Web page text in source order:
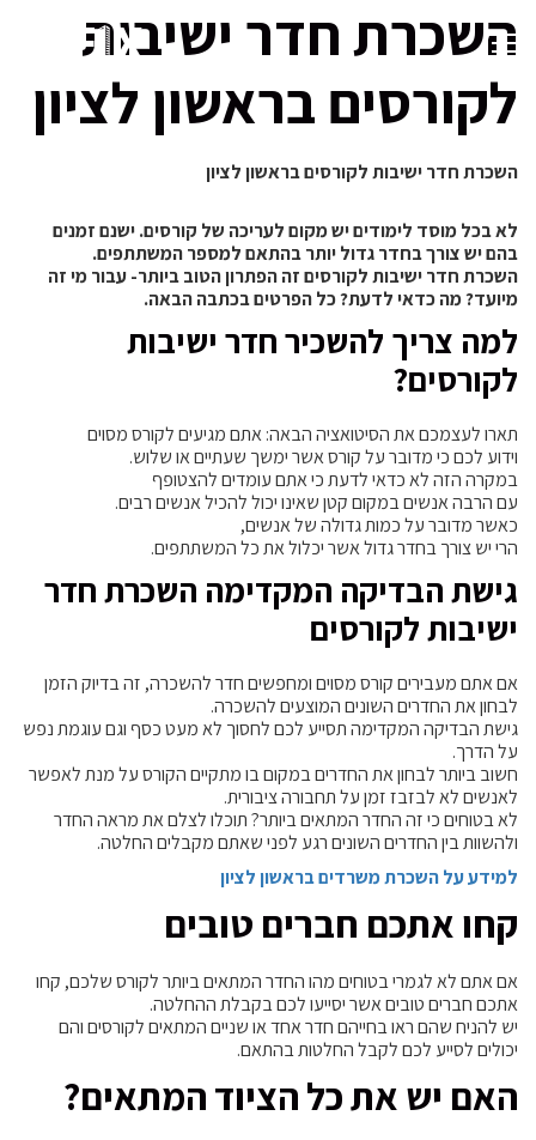
השכרת חדר ישיבות
לקורסים בראשון לציון
השכרת חדר ישיבות לקורסים בראשון לציון
לא בכל מוסד לימודים יש מקום לעריכה של קורסים. ישנם זמנים
בהם יש צורך בחדר גדול יותר בהתאם למספר המשתתפים.
השכרת חדר ישיבות לקורסים זה הפתרון הטוב ביותר- עבור מי זה
מיועד? מה כדאי לדעת? כל הפרטים בכתבה הבאה.
למה צריך להשכיר חדר ישיבות
לקורסים?
תארו לעצמכם את הסיטואציה הבאה: אתם מגיעים לקורס מסוים
וידוע לכם כי מדובר על קורס אשר ימשך שעתיים או שלוש.
במקרה הזה לא כדאי לדעת כי אתם עומדים להצטופף
עם הרבה אנשים במקום קטן שאינו יכול להכיל אנשים רבים.
כאשר מדובר על כמות גדולה של אנשים,
הרי יש צורך בחדר גדול אשר יכלול את כל המשתתפים.
גישת הבדיקה המקדימה השכרת חדר
ישיבות לקורסים
אם אתם מעבירים קורס מסוים ומחפשים חדר להשכרה, זה בדיוק הזמן
לבחון את החדרים השונים המוצעים להשכרה.
גישת הבדיקה המקדימה תסייע לכם לחסוך לא מעט כסף וגם עוגמת נפש
על הדרך.
חשוב ביותר לבחון את החדרים במקום בו מתקיים הקורס על מנת לאפשר
לאנשים לא לבזבז זמן על תחבורה ציבורית.
לא בטוחים כי זה החדר המתאים ביותר? תוכלו לצלם את מראה החדר
ולהשוות בין החדרים השונים רגע לפני שאתם מקבלים החלטה.
למידע על השכרת משרדים בראשון לציון
קחו אתכם חברים טובים
אם אתם לא לגמרי בטוחים מהו החדר המתאים ביותר לקורס שלכם, קחו
אתכם חברים טובים אשר יסייעו לכם בקבלת ההחלטה.
יש להניח שהם ראו בחייהם חדר אחד או שניים המתאים לקורסים והם
יכולים לסייע לכם לקבל החלטות בהתאם.
האם יש את כל הציוד המתאים?